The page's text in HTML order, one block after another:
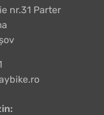
nr.31 Parter